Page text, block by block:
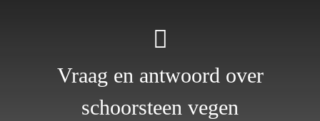
Vraag en antwoord over
schoorsteen vegen